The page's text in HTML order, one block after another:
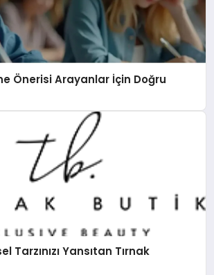
Önerisi Arayanlar İçin Doğru
Tarzınızı Yansıtan Tırnak